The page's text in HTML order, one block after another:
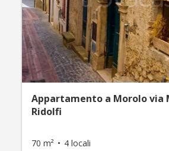
Appartamento a Morolo via
Ridolfi
70 m² 4 locali